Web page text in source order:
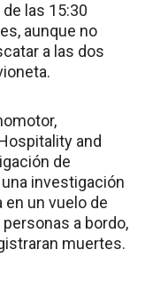
las 15:30
aunque no
a las dos
and
de
investigación
un vuelo de
a bordo,
muertes.